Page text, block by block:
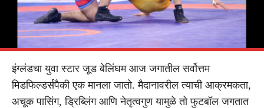
इंग्लंडचा युवा स्टार जूड बेलिंघम आज जगातील सर्वोत्तम
मिडफिल्डर्सपैकी एक मानला जातो. मैदानावरील त्याची आक्रमकता,
अचूक पासिंग, ड्रिब्लिंग आणि नेतृत्वगुण यामुळे तो फुटबॉल जगतात